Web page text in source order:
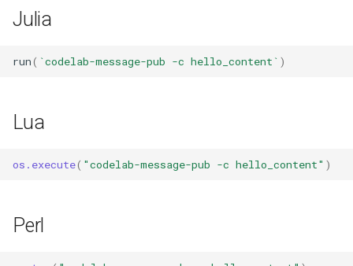
Julia
run( `codelab-message-pub -c hello_content` )
Lua
os.execute( "codelab-message-pub -c hello_content" )
Perl